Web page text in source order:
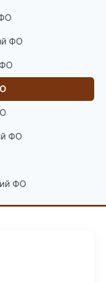
ФО
ФО
ФО